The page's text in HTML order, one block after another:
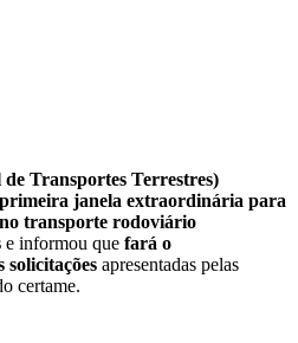
Transportes Terrestres)
primeira janela extraordinária para
transporte rodoviário
e informou que fará o
solicitações apresentadas pelas
certame.